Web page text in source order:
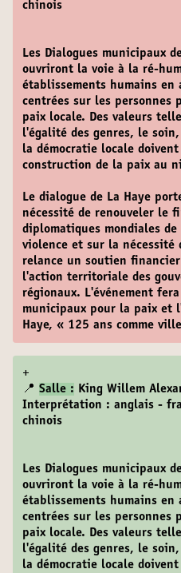
chinois
Les Dialogues municipaux
ouvriront la voie à la ré-
établissements humains en
centrées sur les personnes
paix locale. Des valeurs
l'égalité des genres, le
la démocratie locale
construction de la paix au
Le dialogue de La Haye
nécessité de renouveler le
diplomatiques mondiales
violence et sur la nécessité
relance un soutien
l'action territoriale des
régionaux. L'événement
municipaux pour la paix et
Haye, « 125 ans comme
+
📍 Salle : King Willem
Interprétation : anglais -
chinois
Les Dialogues municipaux
ouvriront la voie à la ré-
établissements humains en
centrées sur les personnes
paix locale. Des valeurs
l'égalité des genres, le
la démocratie locale